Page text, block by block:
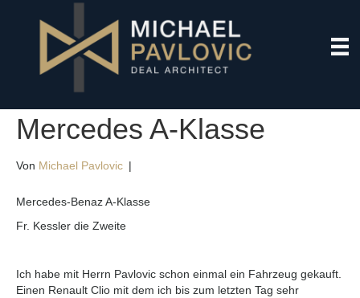
Mercedes A-Klasse
Von Michael Pavlovic |
Mercedes-Benaz A-Klasse
Fr. Kessler die Zweite
Ich habe mit Herrn Pavlovic schon einmal ein Fahrzeug gekauft.
Einen Renault Clio mit dem ich bis zum letzten Tag sehr